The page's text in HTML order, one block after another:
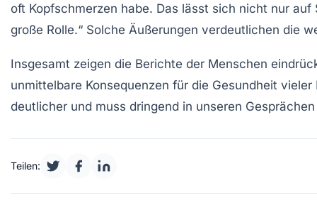
oft Kopfschmerzen habe. Das lässt sich nicht nur
große Rolle.“ Solche Äußerungen verdeutlichen die
Insgesamt zeigen die Berichte der Menschen
unmittelbare Konsequenzen für die Gesundheit vieler
deutlicher und muss dringend in unseren
Teilen: